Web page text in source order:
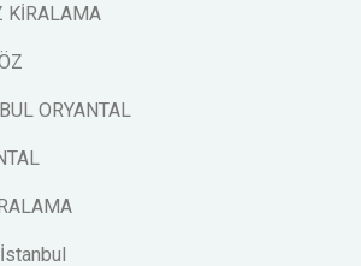
KİRALAMA
ORYANTAL